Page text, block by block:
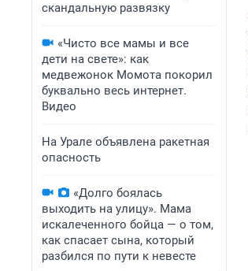
скандальную развязку
«Чисто все мамы и все
дети на свете»: как
медвежонок Момота покорил
буквально весь интернет.
Видео
На Урале объявлена ракетная
опасность
«Долго боялась
выходить на улицу». Мама
искалеченного бойца — о том,
как спасает сына, который
разбился по пути к невесте